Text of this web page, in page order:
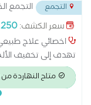
التجمع
المستشفي الجوي...سعر الكشف:250
اخصائي علاج
تهدف إلى تخفيف
الحركية، باستخدام
مريض. يقدم خدمات
وخشونة المفاصل،
متاح النهاردة من 3:00 مساءً